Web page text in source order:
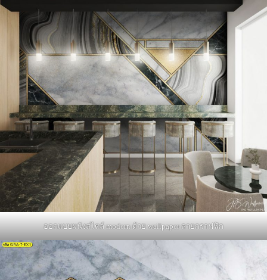
ออกแบบผนังสไตล์ modern ด้วย wallpaper ลายกราฟฟิก